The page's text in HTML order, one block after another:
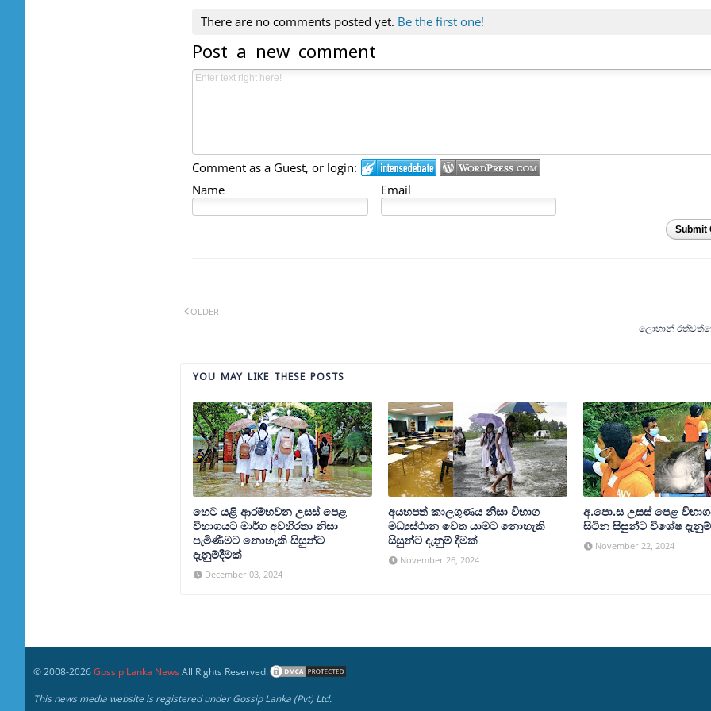
There are no comments posted yet. Be the first one!
Post a new comment
Comment as a Guest, or login:
Name
Email
Submit
ලොහාන්
OLDER
YOU MAY LIKE THESE POSTS
හෙට යළි ආරම්භවන උසස් පෙළ
විභාගයට මාර්ග අවහිරතා නිසා
පැමිණීමට නොහැකි සිසුන්ට
දැනුම්දීමක්
December 03, 2024
අයහපත් කාලගුණය නිසා විභාග
මධ්‍යස්ථාන වෙත යාමට නොහැකි
සිසුන්ට දැනුම් දීමක්
November 26, 2024
අ.පො.ස උසස් පෙළ
සිටින සිසුන්ට විශේෂ
November 22, 2024
© 2008-2026Gossip Lanka NewsAll Rights Reserved.
This news media website is registered under Gossip Lanka (Pvt) Ltd.